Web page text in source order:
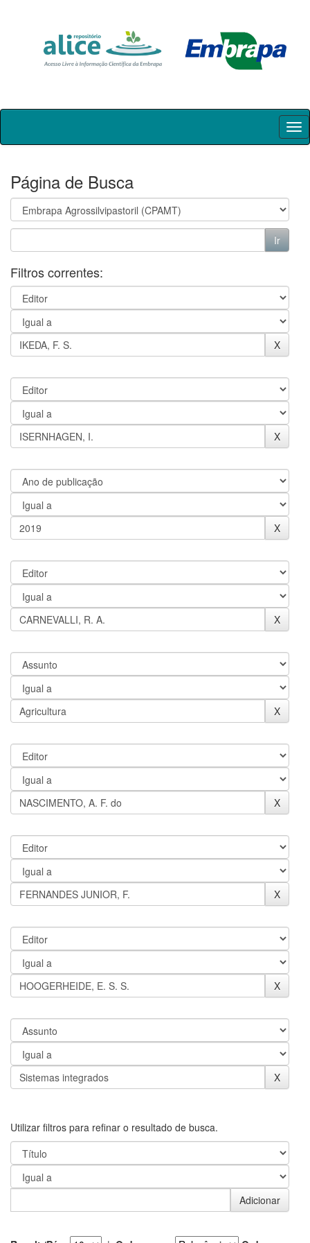
Skip
Página de Busca
Filtros correntes:
Utilizar filtros para refinar o resultado de busca.